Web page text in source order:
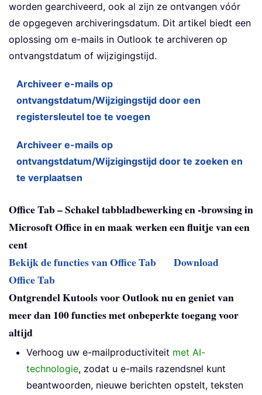
worden gearchiveerd, ook al zijn ze ontvangen vóór
de opgegeven archiveringsdatum. Dit artikel biedt een
oplossing om e-mails in Outlook te archiveren op
ontvangstdatum of wijzigingstijd.
Archiveer e-mails op
ontvangstdatum/Wijzigingstijd door een
registersleutel toe te voegen
Archiveer e-mails op
ontvangstdatum/Wijzigingstijd door te zoeken en
te verplaatsen
Office Tab – Schakel tabbladbewerking en -browsing in
Microsoft Office in en maak werken een fluitje van een
cent
Bekijk de functies van Office Tab
Download
Office Tab
Ontgrendel Kutools voor Outlook nu en geniet van
meer dan 100 functies met onbeperkte toegang voor
altijd
Verhoog uw e-mailproductiviteit met AI-
technologie, zodat u e-mails razendsnel kunt
beantwoorden, nieuwe berichten opstelt, teksten